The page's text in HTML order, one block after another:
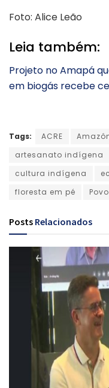
Foto: Alice Leão
Leia também:
Projeto no Amapá
em biogás recebe
Tags: ACRE
artesanato indígena
cultura indígena
floresta em pé
Posts Relacionados